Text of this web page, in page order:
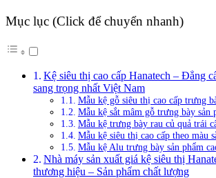
Mục lục (Click để chuyển nhanh)
Kệ siêu thị cao cấp Hanatech – Đẳng
sang trọng nhất Việt Nam
Mẫu kệ gỗ siêu thị cao cấp trưng
Mẫu kệ sắt mâm gỗ trưng bày sản
Mẫu kệ trưng bày rau củ quả trái
Mẫu kệ siêu thị cao cấp theo màu
Mẫu kệ Alu trưng bày sản phẩm
Nhà máy sản xuất giá kệ siêu thị
thương hiệu – Sản phẩm chất lượng